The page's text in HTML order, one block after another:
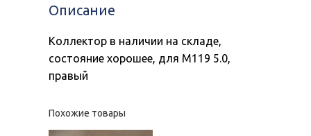
Описание
Коллектор в наличии на складе,
состояние хорошее, для M119 5.0,
правый
Похожие товары